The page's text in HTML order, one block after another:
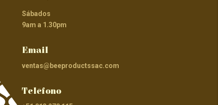
Sábados
9am a 1.30pm
Email
ventas@beeproductssac.com
Teléfono